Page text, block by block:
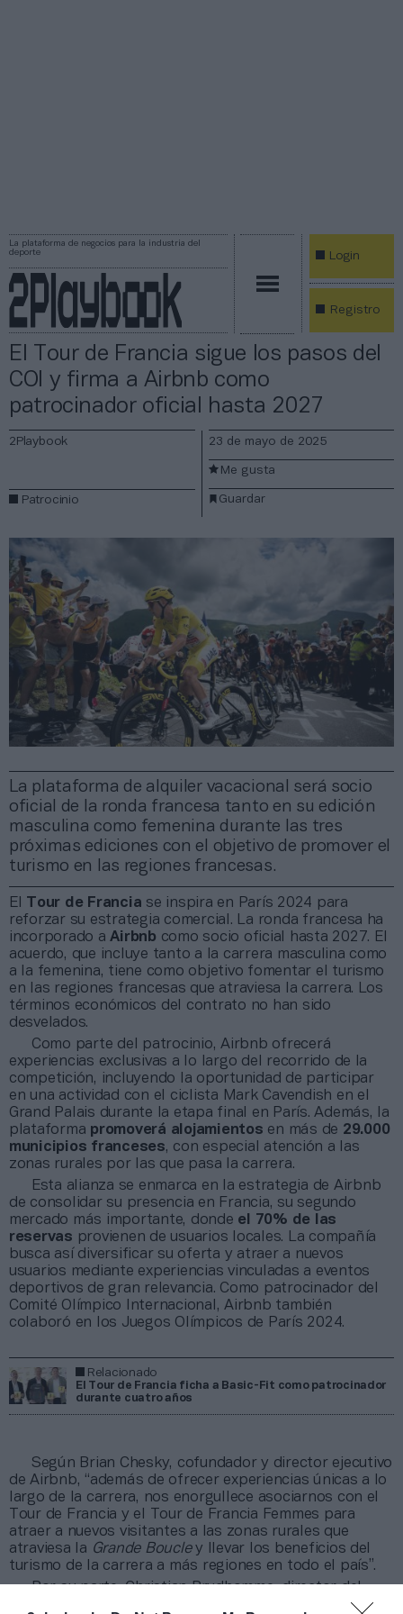
La plataforma de negocios para la industria del
deporte
Login
Registro
El Tour de Francia sigue los pasos del
COI y firma a Airbnb como
patrocinador oficial hasta 2027
La plataforma de alquiler vacacional será socio
oficial de la ronda francesa tanto en su edición
masculina como femenina durante las tres
próximas ediciones con el objetivo de promover el
turismo en las regiones francesas.
2Playbook
Patrocinio
23 de mayo de 2025
Guardar
Me gusta
El Tour de Francia se inspira en París 2024 para
reforzar su estrategia comercial. La ronda francesa ha
incorporado aAirbnb como socio oficial hasta 2027. El
acuerdo, que incluye tanto a la carrera masculina como
a la femenina, tiene como objetivo fomentar el turismo
en las regiones francesas que atraviesa la carrera. Los
términos económicos del contrato no han sido
desvelados.
Como parte del patrocinio, Airbnb ofrecerá
experiencias exclusivas a lo largo del recorrido de la
competición, incluyendo la oportunidad de participar
en una actividad con el ciclista Mark Cavendish en el
Grand Palais durante la etapa final en París. Además, la
plataforma promoverá alojamientos en más de 29.000
municipios franceses, con especial atención a las
zonas rurales por las que pasa la carrera.
Esta alianza se enmarca en la estrategia de Airbnb
de consolidar su presencia en Francia, su segundo
mercado más importante, donde el 70% de las
reservas provienen de usuarios locales. La compañía
busca así diversificar su oferta y atraer a nuevos
usuarios mediante experiencias vinculadas a eventos
deportivos de gran relevancia. Como patrocinador del
Comité Olímpico Internacional, Airbnb también
colaboró en los Juegos Olímpicos de París 2024.
Relacionado
El Tour de Francia ficha a Basic-Fit como patrocinador
durante cuatro años
Según Brian Chesky, cofundador y director ejecutivo
de Airbnb, “además de ofrecer experiencias únicas a lo
largo de la carrera, nos enorgullece asociarnos con el
Tour de Francia y el Tour de Francia Femmes para
atraer a nuevos visitantes a las zonas rurales que
atraviesa la Grande Boucley llevar los beneficios del
turismo de la carrera a más regiones en todo el país”.
Por su parte, Christian Prudhomme, director del